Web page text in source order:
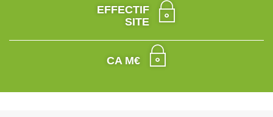
EFFECTIF
SITE
CA M€